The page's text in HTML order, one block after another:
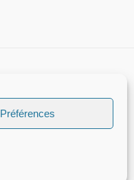
Préférences